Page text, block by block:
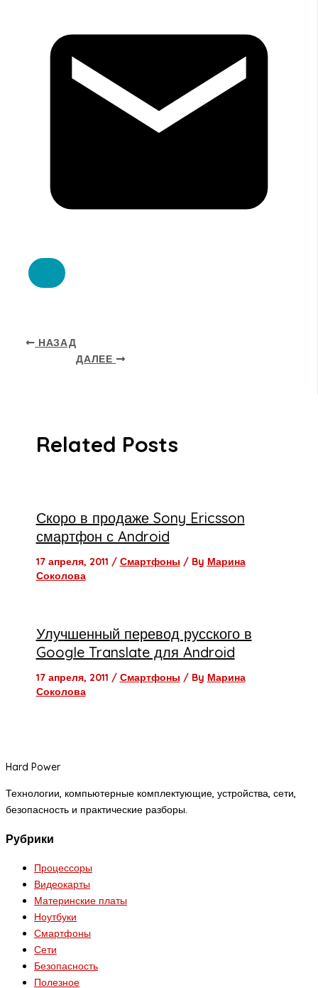
НАЗАД
ДАЛЕЕ
Related Posts
Скоро в продаже Sony Ericsson
смартфон с Android
17 апреля, 2011 / Смартфоны / By Марина
Соколова
Улучшенный перевод русского в
Google Translate для Android
17 апреля, 2011 / Смартфоны / By Марина
Соколова
Hard Power
Технологии, компьютерные комплектующие, устройства, сети,
безопасность и практические разборы.
Рубрики
Процессоры
Видеокарты
Материнские платы
Ноутбуки
Смартфоны
Сети
Безопасность
Полезное